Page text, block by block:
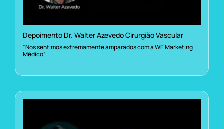
Depoimento Dr. Walter Azevedo Cirurgião Vascular
“Nos sentimos extremamente amparados com a WE Marketing
Médico”